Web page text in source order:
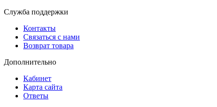
Служба поддержки
Контакты
Связаться с нами
Возврат товара
Дополнительно
Кабинет
Карта сайта
Ответы